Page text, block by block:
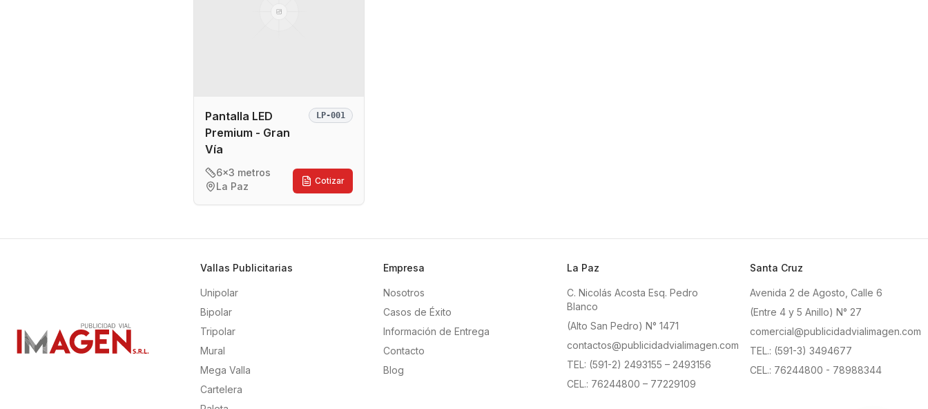
Pantalla LED
Premium - Gran
Vía
LP-001
6x3 metros
La Paz
Cotizar
Vallas Publicitarias
Unipolar
Bipolar
Tripolar
Mural
Mega Valla
Cartelera
Empresa
Nosotros
Casos de Éxito
Información de Entrega
Contacto
Blog
La Paz
C. Nicolás Acosta Esq. Pedro
Blanco
(Alto San Pedro) N° 1471
contactos@publicidadvialimagen.com
TEL: (591-2) 2493155 – 2493156
CEL.: 76244800 – 77229109
Santa Cruz
Avenida 2 de Agosto, Calle 6
(Entre 4 y 5 Anillo) N° 27
comercial@publicidadvialimagen.com
TEL.: (591-3) 3494677
CEL.: 76244800 - 78988344